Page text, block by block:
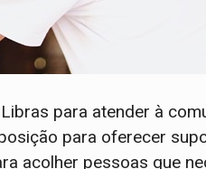
para atender à
para oferecer
acolher pessoas que